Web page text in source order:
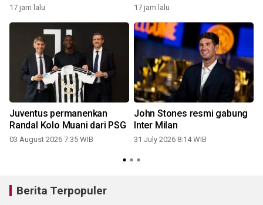
17 jam lalu 17 jam lalu
Juventus permanenkan
Randal Kolo Muani dari PSG
03 August 2026 7:35 WIB
John Stones resmi gabung
Inter Milan
31 July 2026 8:14 WIB
Berita Terpopuler